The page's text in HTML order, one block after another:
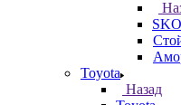
Toyota
Назад